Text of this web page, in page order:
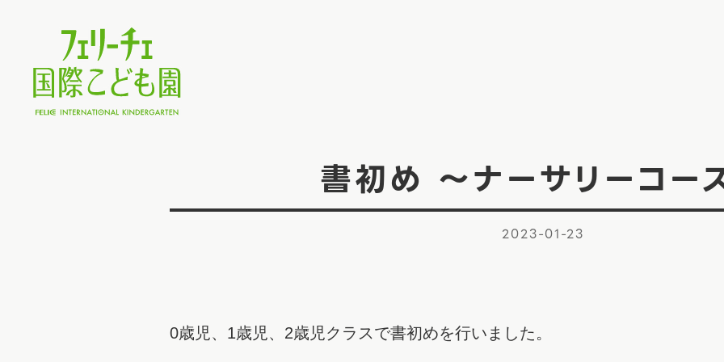
書初め ～ナーサリーコー
2023-01-23
0歳児、1歳児、2歳児クラスで書初めを行いました。